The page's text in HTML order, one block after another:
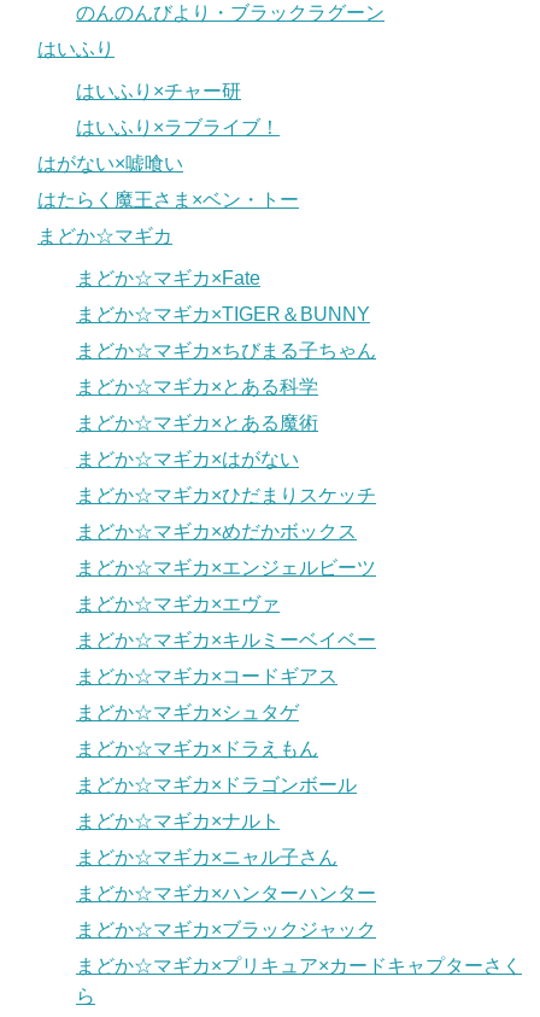
のんのんびより・ブラックラグーン
はいふり
はいふり×チャー研
はいふり×ラブライブ！
はがない×嘘喰い
はたらく魔王さま×ベン・トー
まどか☆マギカ
まどか☆マギカ×Fate
まどか☆マギカ×TIGER＆BUNNY
まどか☆マギカ×ちびまる子ちゃん
まどか☆マギカ×とある科学
まどか☆マギカ×とある魔術
まどか☆マギカ×はがない
まどか☆マギカ×ひだまりスケッチ
まどか☆マギカ×めだかボックス
まどか☆マギカ×エンジェルビーツ
まどか☆マギカ×エヴァ
まどか☆マギカ×キルミーベイベー
まどか☆マギカ×コードギアス
まどか☆マギカ×シュタゲ
まどか☆マギカ×ドラえもん
まどか☆マギカ×ドラゴンボール
まどか☆マギカ×ナルト
まどか☆マギカ×ニャル子さん
まどか☆マギカ×ハンターハンター
まどか☆マギカ×ブラックジャック
まどか☆マギカ×プリキュア×カードキャプターさく
ら